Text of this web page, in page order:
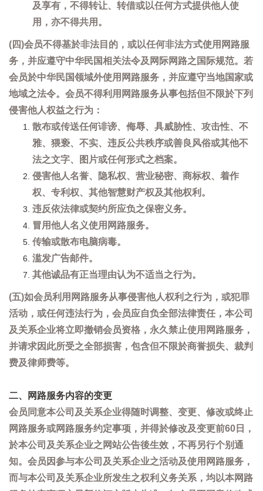
及享有，不得转让、转借或以任何方式提供他人使
用，亦不得共用。
(四)会员不得基於非法目的，或以任何非法方式使用网路服
务，并应遵守中华民国相关法令及网际网路之国际规范。若
会员於中华民国领域外使用网路服务，并应遵守当地国家或
地域之法令。会员不得利用网路服务从事包括但不限於下列
侵害他人权益之行为：
散布或传送任何诽谤、侮辱、具威胁性、攻击性、不
雅、猥亵、不实、违反公共秩序或善良风俗或其他不
法之文字、图片或任何形式之档案。
侵害他人名誉、隐私权、营业秘密、商标权、着作
权、专利权、其他智慧财产权及其他权利。
违反依法律或契约所应负之保密义务。
冒用他人名义使用网路服务。
传输或散布电脑病毒。
滥发广告邮件。
其他诚品有正当理由认为不适当之行为。
(五)如会员利用网路服务从事侵害他人权利之行为，或犯罪
活动，或任何违法行为，会员应自负全部法律责任，本公司
及关系企业将立即撤销会员资格，永久禁止使用网路服务，
并请求因此所受之全部损害，包含但不限於商誉损失、裁判
费及律师费等。
二、网路服务内容的变更
会员同意本公司及关系企业得随时调整、变更、修改或终止
网路服务或网路服务约定事项，并得於修改及变更前60日，
於本公司及关系企业之网站公告後生效，不再另行个别通
知。会员因参与本公司及关系企业之活动及使用网路服务，
而与本公司及关系企业所发生之权利义务关系，均以本网路